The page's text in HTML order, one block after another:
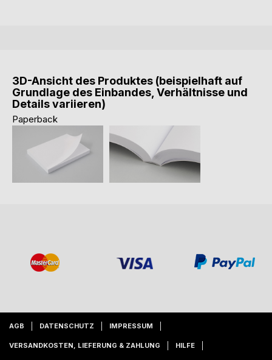
3D-Ansicht des Produktes (beispielhaft auf
Grundlage des Einbandes, Verhältnisse und
Details variieren)
Paperback
AGB DATENSCHUTZ IMPRESSUM
VERSANDKOSTEN, LIEFERUNG & ZAHLUNG HILFE